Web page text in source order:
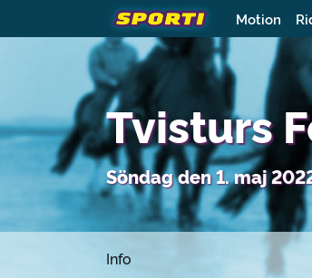
Motion
Tvisturs
Söndag den 1. maj
Info